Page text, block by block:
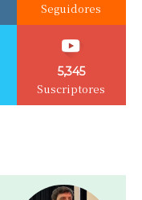
Seguidores
5,345
Suscriptores